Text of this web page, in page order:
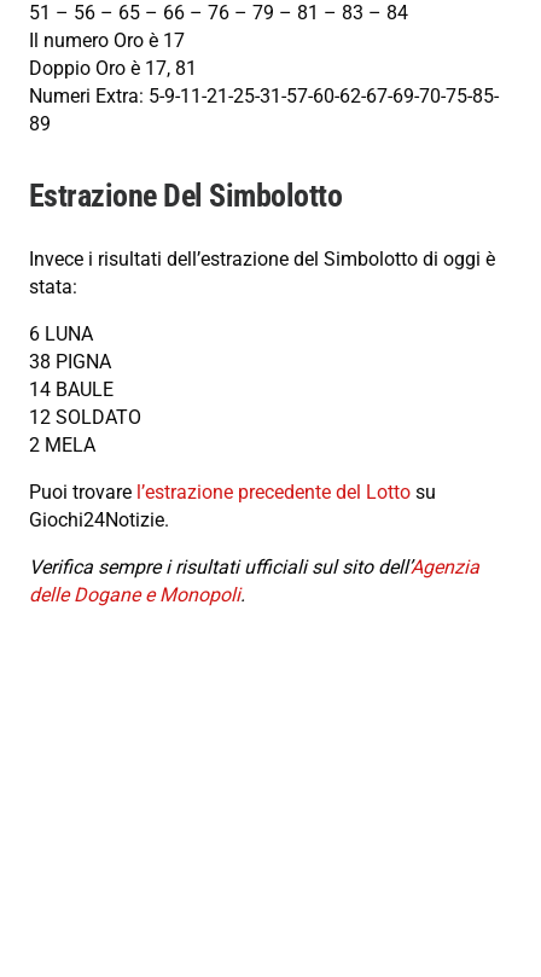
51 – 56 – 65 – 66 – 76 – 79 – 81 – 83 – 84
Il numero Oro è 17
Doppio Oro è 17, 81
Numeri Extra: 5-9-11-21-25-31-57-60-62-67-69-70-75-85-
89
Estrazione Del Simbolotto
Invece i risultati dell’estrazione del Simbolotto di oggi è
stata:
6 LUNA
38 PIGNA
14 BAULE
12 SOLDATO
2 MELA
Puoi trovare l’estrazione precedente del Lotto su
Giochi24Notizie.
Verifica sempre i risultati ufficiali sul sito dell’Agenzia
delle Dogane e Monopoli.